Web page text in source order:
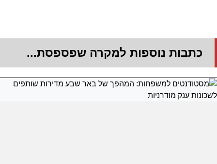
כתבות נוספות למקרה שפספסת...